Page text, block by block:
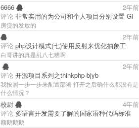
6666
2年前
评论 非常实用的为公司和个人项目分别设置 Gi
房贷的发放的
2年前
评论 php设计模式(七)使用反射来优化抽象工
白哥讲的真是乱八七糟啊
2年前
评论 开源项目系列之thinkphp-bjyb
我按照一步一步来配置部署 打开之后确什么都没有是
什么情况？
校尉
4年前
评论 多语言开发需要了解的国家语种代码标准
额鹅鹅鹅